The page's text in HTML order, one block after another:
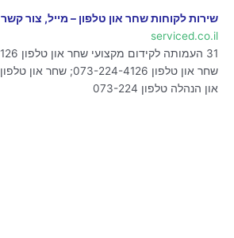
שירות לקוחות שחר און טלפון – מייל, צור קשר 2023
serviced.co.il
און הנהלה טלפון 073-224